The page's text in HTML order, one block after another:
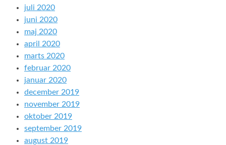
juli 2020
juni 2020
maj 2020
april 2020
marts 2020
februar 2020
januar 2020
december 2019
november 2019
oktober 2019
september 2019
august 2019